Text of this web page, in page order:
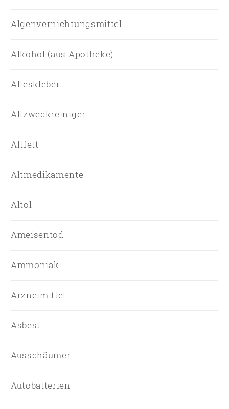
Algenvernichtungsmittel
Alkohol (aus Apotheke)
Alleskleber
Allzweckreiniger
Altfett
Altmedikamente
Altöl
Ameisentod
Ammoniak
Arzneimittel
Asbest
Ausschäumer
Autobatterien